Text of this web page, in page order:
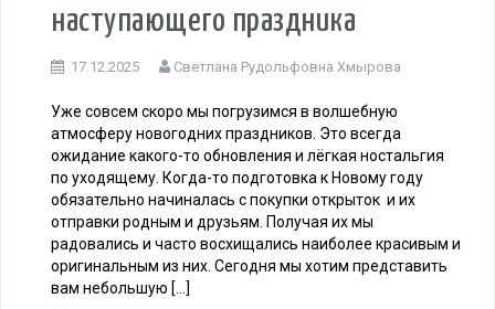
наступающего праздника
17.12.2025 Светлана Рудольфовна Хмырова
Уже совсем скоро мы погрузимся в волшебную
атмосферу новогодних праздников. Это всегда
ожидание какого-то обновления и лёгкая ностальгия
по уходящему. Когда-то подготовка к Новому году
обязательно начиналась с покупки открыток и их
отправки родным и друзьям. Получая их мы
радовались и часто восхищались наиболее красивым и
оригинальным из них. Сегодня мы хотим представить
вам небольшую […]